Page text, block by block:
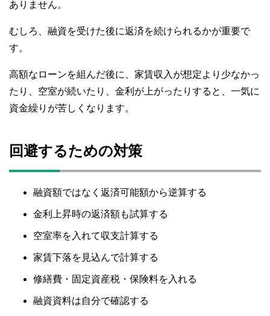
ありません。
むしろ、融資を受けた後に返済を続けられるかが重要で
す。
高額なローンを組んだ後に、家賃収入が想定より少なかっ
たり、空室が続いたり、金利が上がったりすると、一気に
資金繰りが苦しくなります。
回避するための対策
融資額ではなく返済可能額から逆算する
金利上昇時の返済額も試算する
空室率を入れて収支計算する
家賃下落を見込んで計算する
修繕費・固定資産税・保険料を入れる
融資資料は自分で確認する